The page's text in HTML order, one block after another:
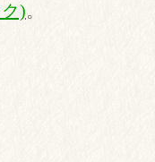
)。